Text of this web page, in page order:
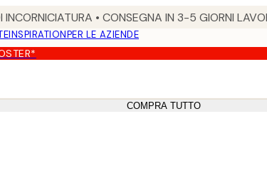
• CONSEGNA IN 3-5 GIORNI
INSPIRATIONPER LE AZIENDE
COMPRA TUTTO